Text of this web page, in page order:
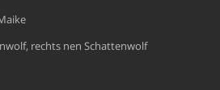
rechts nen Schattenwolf